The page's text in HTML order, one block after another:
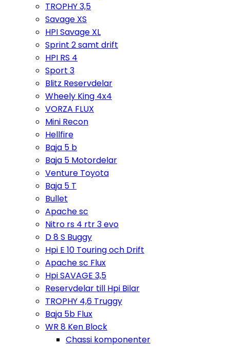
TROPHY 3,5
Savage XS
HPI Savage XL
Sprint 2 samt drift
HPI RS 4
Sport 3
Blitz Reservdelar
Wheely King 4x4
VORZA FLUX
Mini Recon
Hellfire
Baja 5 b
Baja 5 Motordelar
Venture Toyota
Baja 5 T
Bullet
Apache sc
Nitro rs 4 rtr 3 evo
D 8 S Buggy
Hpi E 10 Touring och Drift
Apache sc Flux
Hpi SAVAGE 3,5
Reservdelar till Hpi Bilar
TROPHY 4,6 Truggy
Baja 5b Flux
WR 8 Ken Block
Chassi komponenter